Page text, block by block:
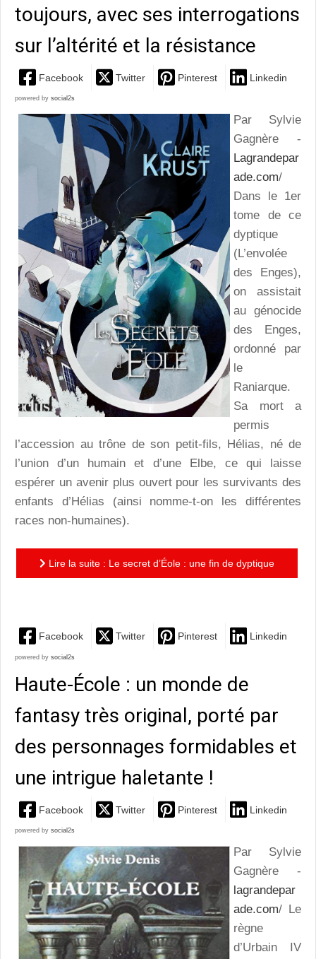
toujours, avec ses interrogations
sur l’altérité et la résistance
Facebook Twitter Pinterest Linkedin
powered by social2s
Par Sylvie
Gagnère -
Lagrandepar
ade.com/
Dans le 1er
tome de ce
dyptique
(L’envolée
des Enges),
on assistait
au génocide
des Enges,
ordonné par
le
Raniarque.
Sa mort a
permis
l’accession au trône de son petit-fils, Hélias, né de
l’union d’un humain et d’une Elbe, ce qui laisse
espérer un avenir plus ouvert pour les survivants des
enfants d’Hélias (ainsi nomme-t-on les différentes
races non-humaines).
Lire la suite : Le secret d’Éole : une fin de dyptique
Facebook Twitter Pinterest Linkedin
powered by social2s
Haute-École : un monde de
fantasy très original, porté par
des personnages formidables et
une intrigue haletante !
Facebook Twitter Pinterest Linkedin
powered by social2s
Par Sylvie
Gagnère -
lagrandepar
ade.com/ Le
règne
d’Urbain IV